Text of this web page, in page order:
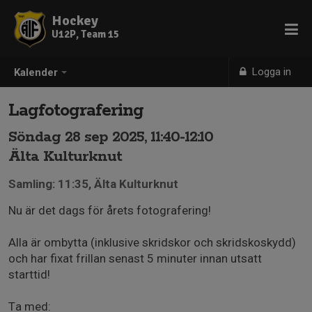
Kalender Logga in
Hockey
U12P, Team 15
Lagfotografering
Söndag 28 sep 2025, 11:40-12:10
Älta Kulturknut
Samling: 11:35, Älta Kulturknut
Nu är det dags för årets fotografering!
Alla är ombytta (inklusive skridskor och skridskoskydd)
och har fixat frillan senast 5 minuter innan utsatt
starttid!
Ta med: